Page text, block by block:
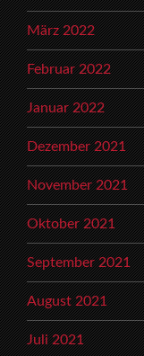
März 2022
Februar 2022
Januar 2022
Dezember 2021
November 2021
Oktober 2021
September 2021
August 2021
Juli 2021